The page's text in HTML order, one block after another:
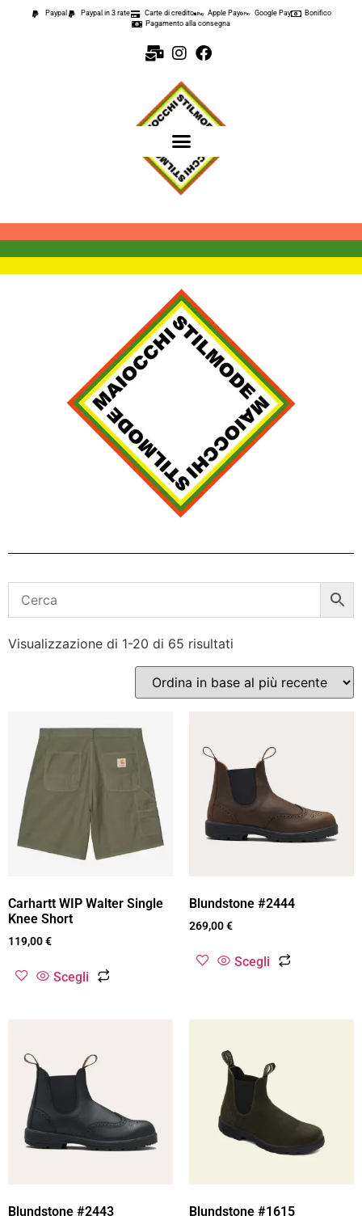
Paypal Paypal in 3 rate Carte di credito Apple Pay Google Pay
Bonifico
Pagamento alla consegna
Visualizzazione di 1-20 di 65 risultati
Carhartt WIP Walter Single
Knee Short
119,00€
Scegli
Blundstone #2444
269,00€
Scegli
Blundstone #2443 Blundstone #1615